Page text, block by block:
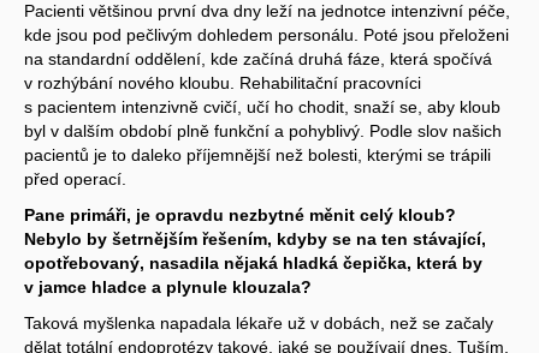
Pacienti většinou první dva dny leží na jednotce intenzivní péče,
kde jsou pod pečlivým dohledem personálu. Poté jsou přeloženi
na standardní oddělení, kde začíná druhá fáze, která spočívá
v rozhýbání nového kloubu. Rehabilitační pracovníci
s pacientem intenzivně cvičí, učí ho chodit, snaží se, aby kloub
byl v dalším období plně funkční a pohyblivý. Podle slov našich
pacientů je to daleko příjemnější než bolesti, kterými se trápili
před operací.
Pane primáři, je opravdu nezbytné měnit celý kloub?
Nebylo by šetrnějším řešením, kdyby se na ten stávající,
opotřebovaný, nasadila nějaká hladká čepička, která by
v jamce hladce a plynule klouzala?
Taková myšlenka napadala lékaře už v dobách, než se začaly
dělat totální endoprotézy takové, jaké se používají dnes. Tuším,